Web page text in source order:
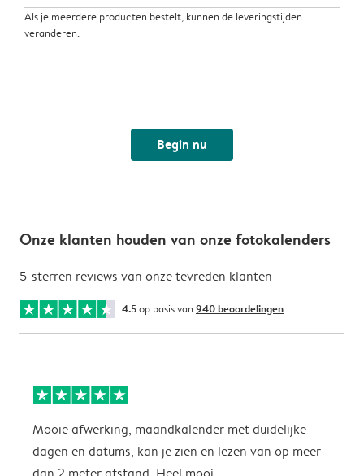
Als je meerdere producten bestelt, kunnen de leveringstijden
veranderen.
Begin nu
Onze klanten houden van onze fotokalenders
5-sterren reviews van onze tevreden klanten
4.5op basis van 940 beoordelingen
Mooie afwerking, maandkalender met duidelijke
dagen en datums, kan je zien en lezen van op meer